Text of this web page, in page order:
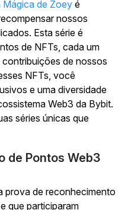
de Zoey é
nossos
Esta série é
de NFTs, cada um
de nossos
NFTs, você
e uma diversidade
Web3 da Bybit.
séries únicas que
de Pontos Web3
prova de reconhecimento
que participaram